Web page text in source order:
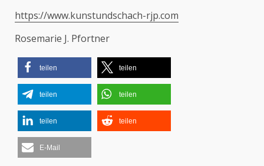
https://www.kunstundschach-rjp.com
Rosemarie J. Pfortner
teilen teilen
teilen teilen
teilen teilen
E-Mail